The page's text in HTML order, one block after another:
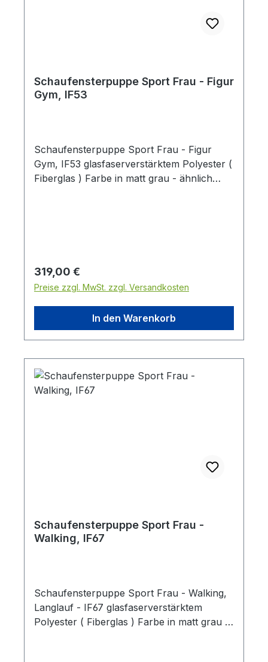
Schaufensterpuppe Sport Frau - Figur
Gym, IF53
Schaufensterpuppe Sport Frau - Figur
Gym, IF53 glasfaserverstärktem Polyester (
Fiberglas ) Farbe in matt grau - ähnlich
Höhe: 181 cm Brustumfang: 91 cm
Taillenumfang: 68 cm Hüftumfang: 87 cm
Schulterbreite: 39 cm Konfektionsgröße: 36
- 38 Schuhgröße: 39
Regulärer Preis:
319,00 €
Preise zzgl. MwSt. zzgl. Versandkosten
In den Warenkorb
Schaufensterpuppe Sport Frau -
Walking, IF67
Schaufensterpuppe Sport Frau - Walking,
Langlauf - IF67 glasfaserverstärktem
Polyester ( Fiberglas ) Farbe in matt grau -